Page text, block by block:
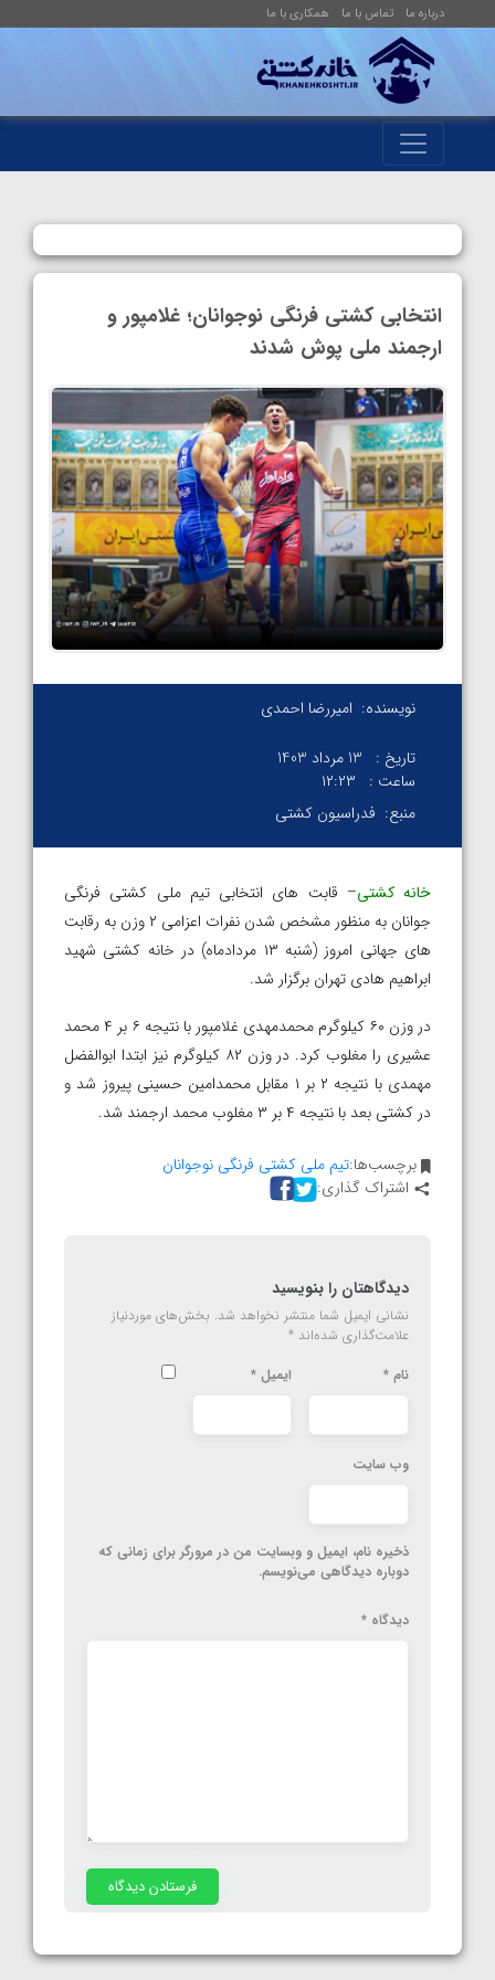
درباره ما تماس با ما همکاری با ما
انتخابی کشتی فرنگی نوجوانان؛ غلامپور و
ارجمند ملی پوش شدند
نویسنده: امیررضا احمدی
تاریخ :
13 مرداد 1403
ساعت :
۱۲:۲۳
منبع: فدراسیون کشتی
خانه کشتی– قابت های انتخابی تیم ملی کشتی فرنگی
جوانان به منظور مشخص شدن نفرات اعزامی ۲ وزن به رقابت
های جهانی امروز (شنبه ۱۳ مردادماه) در خانه کشتی شهید
ابراهیم هادی تهران برگزار شد.
در وزن ۶۰ کیلوگرم محمدمهدی غلامپور با نتیجه ۶ بر ۴ محمد
عشیری را مغلوب کرد. در وزن ۸۲ کیلوگرم نیز ابتدا ابوالفضل
مهمدی با نتیجه ۲ بر ۱ مقابل محمدامین حسینی پیروز شد و
در کشتی بعد با نتیجه ۴ بر ۳ مغلوب محمد ارجمند شد.
برچسب‌ها:تیم ملی کشتی فرنگی نوجوانان
اشتراک گذاری:
دیدگاهتان را بنویسید
نشانی ایمیل شما منتشر نخواهد شد. بخش‌های موردنیاز
علامت‌گذاری شده‌اند *
نام * ایمیل *
وب‌ سایت
ذخیره نام، ایمیل و وبسایت من در مرورگر برای زمانی که
دوباره دیدگاهی می‌نویسم.
دیدگاه *